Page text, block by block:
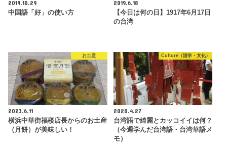
2019.10.29
中国語「好」の使い方
2019.6.18
【今日は何の日】1917年6月17日
の台湾
お土産
2023.6.11
横浜中華街福楼店長からのお土産
（月餅）が美味しい！
Culture（語学・文化）
2020.4.27
台湾語で綺麗とカッコイイは何？
（今週学んだ台湾語・台湾華語メ
モ）